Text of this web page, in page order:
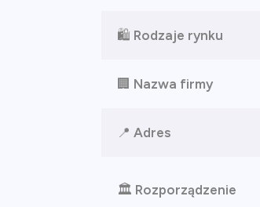
🛍️ Rodzaje rynku
🏢 Nazwa firmy
📍 Adres
🏛️ Rozporządzenie